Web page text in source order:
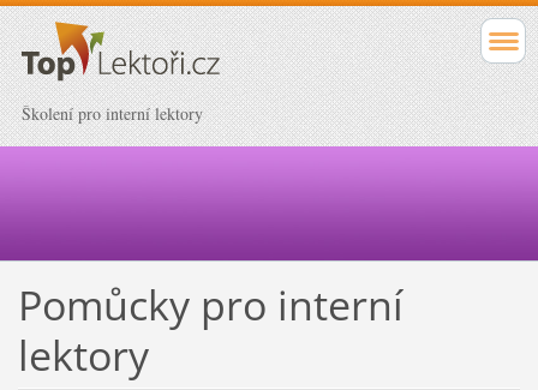
Školení pro interní lektory
Pomůcky pro interní
lektory